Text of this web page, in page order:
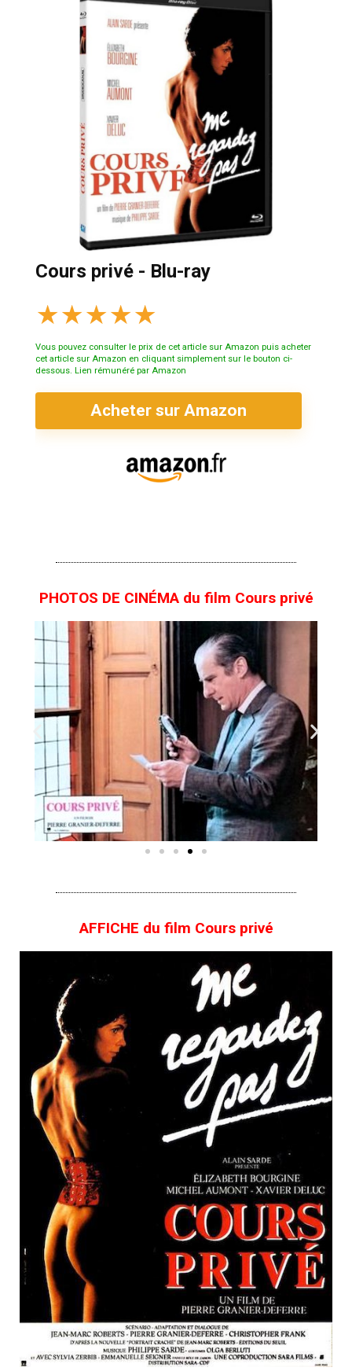
Cours privé - Blu-ray
★★★★★
Vous pouvez consulter le prix de cet article sur Amazon puis acheter
cet article sur Amazon en cliquant simplement sur le bouton ci-
dessous. Lien rémunéré par Amazon
Acheter sur Amazon
PHOTOS DE CINÉMA du film Cours privé
AFFICHE du film Cours privé